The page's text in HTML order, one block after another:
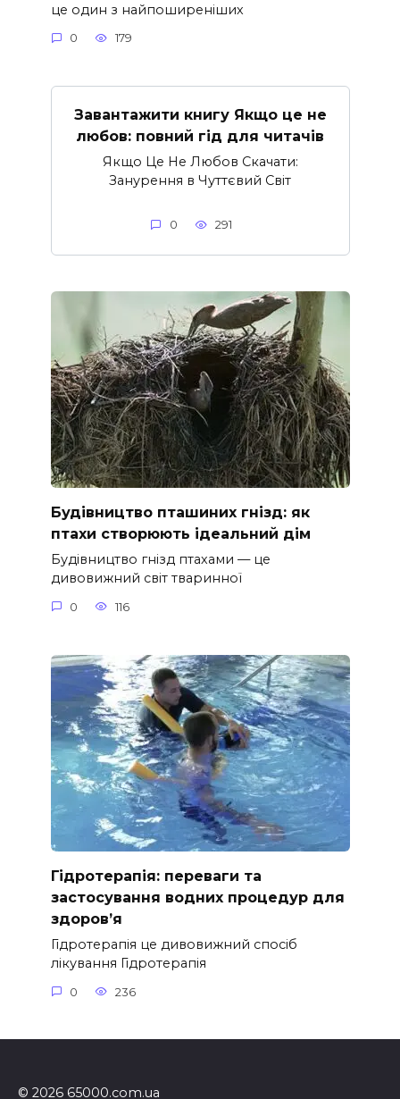
це один з найпоширеніших
0 179
Завантажити книгу Якщо це не
любов: повний гід для читачів
Якщо Це Не Любов Скачати:
Занурення в Чуттєвий Світ
0 291
Будівництво пташиних гнізд: як
птахи створюють ідеальний дім
Будівництво гнізд птахами — це
дивовижний світ тваринної
0 116
Гідротерапія: переваги та
застосування водних процедур для
здоров’я
Гідротерапія це дивовижний спосіб
лікування Гідротерапія
0 236
© 2026 65000.com.ua